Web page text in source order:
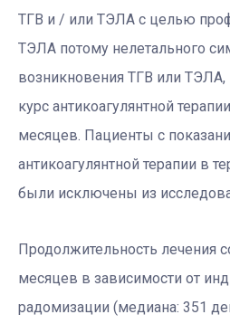
ТГВ и / или ТЭЛА с целью
ТЭЛА потому нелетального
возникновения ТГВ или
курс антикоагулянтной
месяцев. Пациенты с
антикоагулянтной терапии в
были исключены из
Продолжительность лечения
месяцев в зависимости от
радомизации (медиана: 351